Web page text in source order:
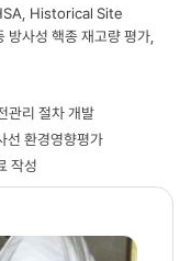
Historical Site
사성 핵종 재고량 평가,
관리 절차 개발
선 환경영향평가
작성